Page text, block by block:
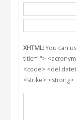
XHTML:You can
title="">
<code> <del
<strike> <strong>